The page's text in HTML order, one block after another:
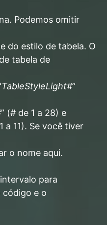
Podemos omitir
do estilo de tabela. O
tabela de
TableStyleLight#”
” (# de 1 a 28) e
a 11). Se você tiver
o nome aqui.
para
e o